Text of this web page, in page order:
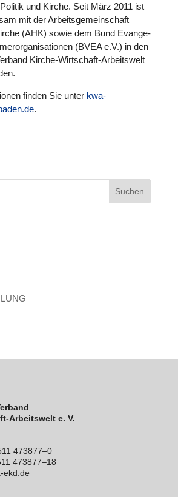
und Kirche. Seit März 2011 ist
mit der Arbeits­ge­mein­schaft
(AHK) sowie dem Bund Evan­ge­
(BVEA e.V.) in den
Kirche-Wirt­schaft-Arbeits­welt
finden Sie unter kwa-
.
Arbeits­welt e. V.
473877–0
473877–18
ekd.de